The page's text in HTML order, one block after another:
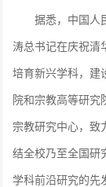
据悉，中国人民
涛总书记在庆祝清
培育新兴学科，建
院和宗教高等研究
宗教研究中心，致
结全校乃至全国研
学科前沿研究的先